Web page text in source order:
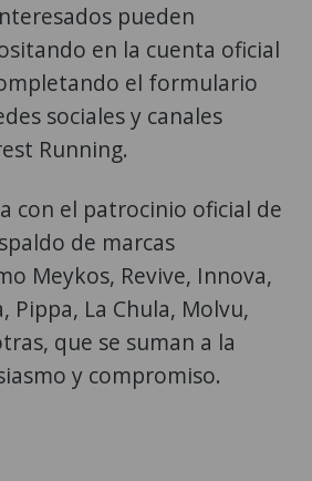
pueden
en la cuenta oficial
el formulario
sociales y canales
Running.
con el patrocinio oficial de
de marcas
Meykos, Revive, Innova,
Pippa, La Chula, Molvu,
que se suman a la
y compromiso.